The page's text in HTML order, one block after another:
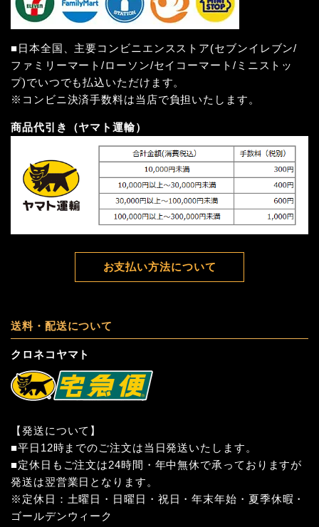
■日本全国、主要コンビニエンスストア(セブンイレブン/
ファミリーマート/ローソン/セイコーマート/ミニストッ
プ)でいつでも払込いただけます。
※コンビニ決済手数料は当店で負担いたします。
商品代引き（ヤマト運輸）
お支払い方法について
送料・配送について
クロネコヤマト
【発送について】
■平日12時までのご注文は当日発送いたします。
■定休日もご注文は24時間・年中無休で承っておりますが
発送は翌営業日となります。
※定休日：土曜日・日曜日・祝日・年末年始・夏季休暇・
ゴールデンウィーク